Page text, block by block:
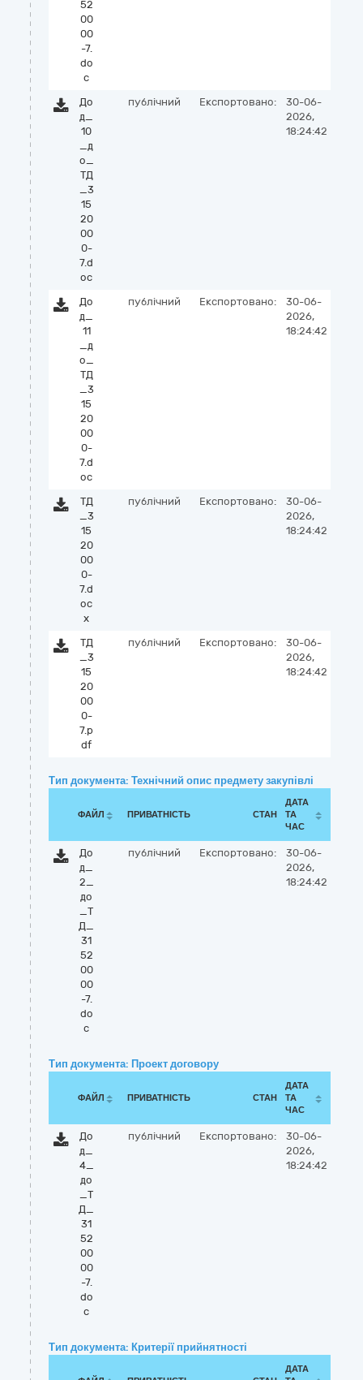
52
00
00
-7.
do
c
До
д_
10
_д
о_
ТД
_3
15
20
00
0-
7.d
oc
публічний Експортовано:
30-06-
2026,
18:24:42
До
д_
11
_д
о_
ТД
_3
15
20
00
0-
7.d
oc
публічний Експортовано:
30-06-
2026,
18:24:42
ТД
_3
15
20
00
0-
7.d
oc
x
публічний Експортовано:
30-06-
2026,
18:24:42
ТД
_3
15
20
00
0-
7.p
df
публічний Експортовано:
30-06-
2026,
18:24:42
Тип документа: Технічний опис предмету закупівлі
ФАЙЛ ПРИВАТНІСТЬ СТАН
ДАТА
ТА
ЧАС
До
д_
2_
до
_Т
Д_
31
52
00
00
-7.
do
c
публічний Експортовано:
30-06-
2026,
18:24:42
Тип документа: Проект договору
ФАЙЛ ПРИВАТНІСТЬ СТАН
ДАТА
ТА
ЧАС
До
д_
4_
до
_Т
Д_
31
52
00
00
-7.
do
c
публічний Експортовано:
30-06-
2026,
18:24:42
Тип документа: Критерії прийнятності
ДАТА